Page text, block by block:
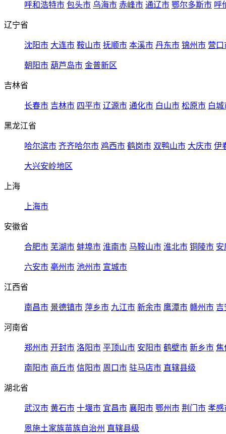
呼和浩特市 包头市 乌海市 赤峰市 通辽市 鄂尔多斯市 呼
辽宁省
沈阳市 大连市 鞍山市 抚顺市 本溪市 丹东市 锦州市 营口
朝阳市 葫芦岛市 金普新区
吉林省
长春市 吉林市 四平市 辽源市 通化市 白山市 松原市 白城
黑龙江省
哈尔滨市 齐齐哈尔市 鸡西市 鹤岗市 双鸭山市 大庆市 伊
大兴安岭地区
上海
上海市
安徽省
合肥市 芜湖市 蚌埠市 淮南市 马鞍山市 淮北市 铜陵市 安
六安市 亳州市 池州市 宣城市
江西省
南昌市 景德镇市 萍乡市 九江市 新余市 鹰潭市 赣州市 吉
河南省
郑州市 开封市 洛阳市 平顶山市 安阳市 鹤壁市 新乡市 焦
南阳市 商丘市 信阳市 周口市 驻马店市 直辖县级
湖北省
武汉市 黄石市 十堰市 宜昌市 襄阳市 鄂州市 荆门市 孝感
恩施土家族苗族自治州 直辖县级